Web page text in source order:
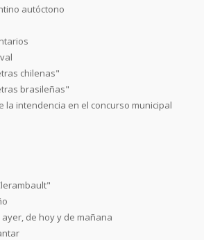
autóctono
chilenas"
brasileñas"
la intendencia en el concurso municipal
ayer, de hoy y de mañana